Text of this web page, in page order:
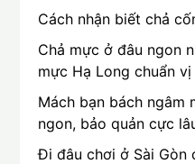
Cách nhận biết chả
Chả mực ở đâu ngon
mực Hạ Long chuẩn
Mách bạn bách ngâm
ngon, bảo quản cực
Đi đâu chơi ở Sài Gòn